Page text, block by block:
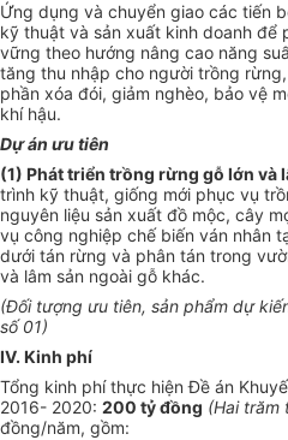
Ứng dụng và chuyển giao các tiến
kỹ thuật và sản xuất kinh doanh để
vững theo hướng nâng cao năng su
tăng thu nhập cho người trồng
phần xóa đói, giảm nghèo, bảo vệ
khí hậu.
Dự án ưutiên
(1) Phát triển trồng rừng gỗ lớn và
trình kỹ thuật, giống mới phục vụ
nguyên liệu sản xuất đồ mộc, cây
vụ công nghiệp chế biến ván nhân
dưới tán rừng và phân tán trong
và lâm sản ngoài gỗ khác.
(Đối tượng ưu tiên, sản phẩm dự
số01)
IV. Kinh phí
Tổng kinh phí thực hiện Đề án
2016- 2020: 200 tỷ đồng (Hai trăm
đồng/năm, gồm: